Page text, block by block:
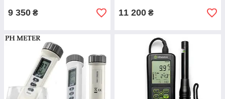
9 350 ₴ 11 200 ₴